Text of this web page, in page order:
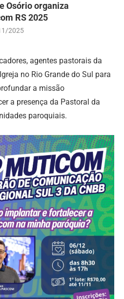
Osório organiza
RS 2025
2025
agentes pastorais da
no Rio Grande do Sul para
a missão
a presença da Pastoral da
paroquiais.